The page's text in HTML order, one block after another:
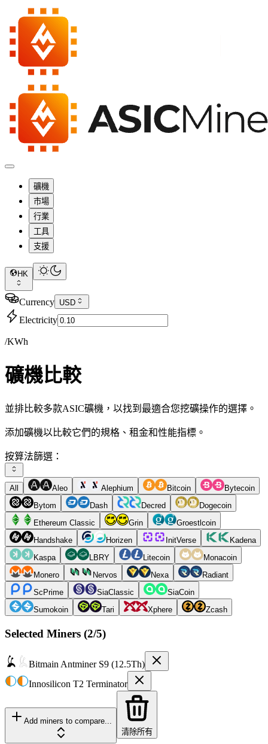
礦機
市場
行業
工具
支援
HK
Currency USD
Electricity
/KWh
礦機比較
並排比較多款ASIC礦機，以找到最適合您挖礦操作的選擇。
添加礦機以比較它們的規格、租金和性能指標。
按算法篩選：
All Aleo Alephium Bitcoin
Bytecoin
Bytom
Dash Decred
Dogecoin
Ethereum Classic
Grin
Groestlcoin
Handshake
Horizen InitVerse
Kadena
Kaspa
LBRY Litecoin
Monacoin
Monero
Nervos Nexa
Radiant
ScPrime
SiaClassic
SiaCoin
Sumokoin
Tari Xphere Zcash
Selected Miners (2/5)
Bitmain Antminer S9 (12.5Th)
Innosilicon T2 Terminator
Add miners to compare...
清除所有